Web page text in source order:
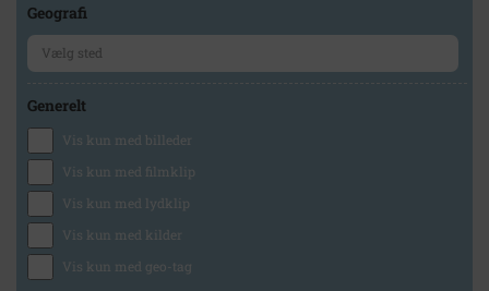
Geografi
Generelt
Vis kun med billeder
Vis kun med filmklip
Vis kun med lydklip
Vis kun med kilder
Vis kun med geo-tag